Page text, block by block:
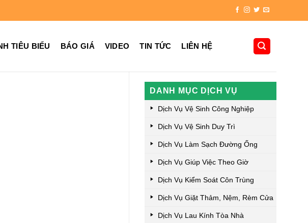
TIÊU BIỂU BÁO GIÁ VIDEO TIN TỨC LIÊN HỆ
DANH MỤC DỊCH VỤ
Dịch Vụ Vệ Sinh Công Nghiệp
Dịch Vụ Vệ Sinh Duy Trì
Dịch Vụ Làm Sạch Đường Ống
Dịch Vụ Giúp Việc Theo Giờ
Dịch Vụ Kiểm Soát Côn Trùng
Dịch Vụ Giặt Thảm, Nệm, Rèm Cửa
Dịch Vụ Lau Kính Tòa Nhà